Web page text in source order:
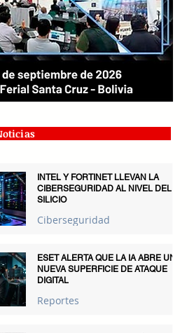
Noticias
INTEL Y FORTINET LLEVAN LA
CIBERSEGURIDAD AL NIVEL DEL
SILICIO
Ciberseguridad
ESET ALERTA QUE LA IA ABRE UNA
NUEVA SUPERFICIE DE ATAQUE
DIGITAL
Reportes